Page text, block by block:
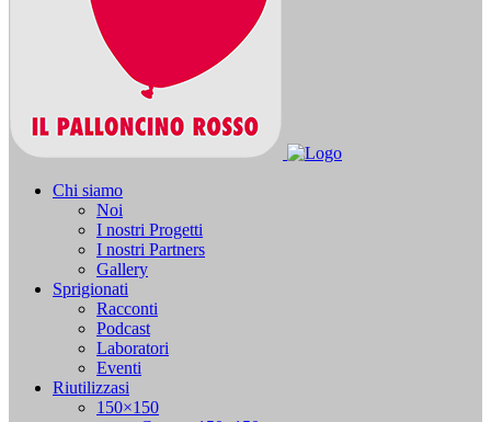
Chi siamo
Noi
I nostri Progetti
I nostri Partners
Gallery
Sprigionati
Racconti
Podcast
Laboratori
Eventi
Riutilizzasi
150×150